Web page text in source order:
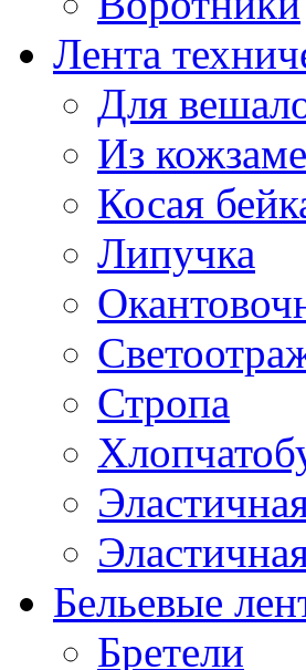
Лента
Для
Из
Косая
Липучка
Стропа
Бельевые
Бретели